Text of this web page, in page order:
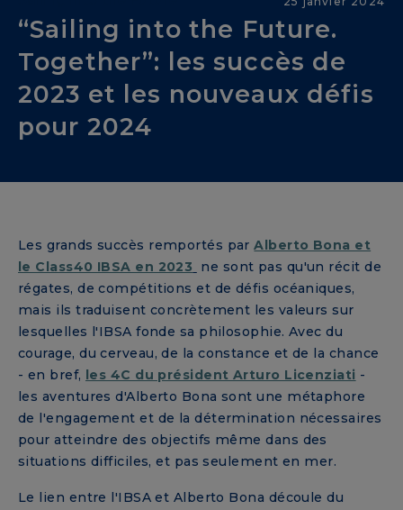
“Sailing into the Future.
Together”: les succès de
2023 et les nouveaux défis
pour 2024
Les grands succès remportés parAlberto Bona et
le Class40 IBSA en 2023
ne sont pas qu'un récit de
régates, de compétitions et de défis océaniques,
mais ils traduisent concrètement les valeurs sur
lesquelles l'IBSA fonde sa philosophie. Avec du
courage, du cerveau, de la constance et de la chance
- en bref, les 4C du président Arturo Licenziati -
les aventures d'Alberto Bona sont une métaphore
de l'engagement et de la détermination nécessaires
pour atteindre des objectifs même dans des
situations difficiles, et pas seulement en mer.
Le lien entre l'IBSA et Alberto Bona découle du